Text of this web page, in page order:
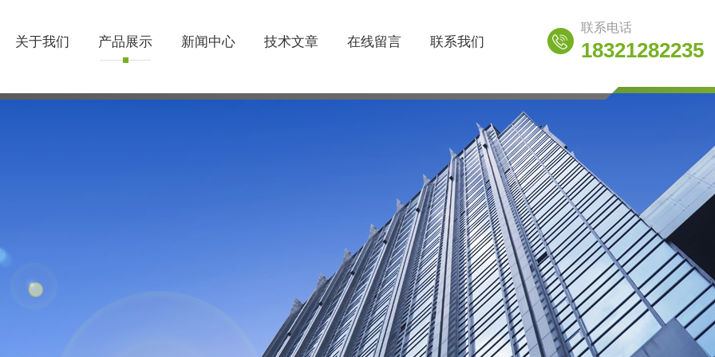
关于我们 产品展示 新闻中心 技术文章 在线留言 联系我们
联系电话
18321282235